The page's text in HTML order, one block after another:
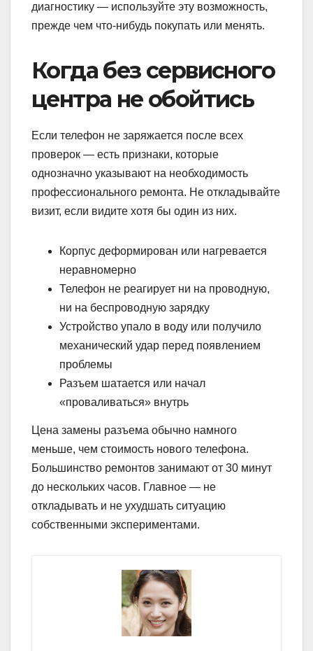
диагностику — используйте эту возможность,
прежде чем что-нибудь покупать или менять.
Когда без сервисного
центра не обойтись
Если телефон не заряжается после всех
проверок — есть признаки, которые
однозначно указывают на необходимость
профессионального ремонта. Не откладывайте
визит, если видите хотя бы один из них.
Корпус деформирован или нагревается
неравномерно
Телефон не реагирует ни на проводную,
ни на беспроводную зарядку
Устройство упало в воду или получило
механический удар перед появлением
проблемы
Разъем шатается или начал
«проваливаться» внутрь
Цена замены разъема обычно намного
меньше, чем стоимость нового телефона.
Большинство ремонтов занимают от 30 минут
до нескольких часов. Главное — не
откладывать и не ухудшать ситуацию
собственными экспериментами.